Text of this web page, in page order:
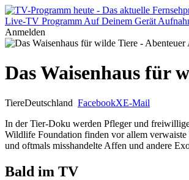
Live-TV Programm Auf Deinem Gerät
Anmelden
Das Waisenhaus für
TiereDeutschland FacebookXE-Mail
In der Tier-Doku werden Pfleger und
Wildlife Foundation finden vor allem
und oftmals misshandelte Affen und andere
Bald im TV